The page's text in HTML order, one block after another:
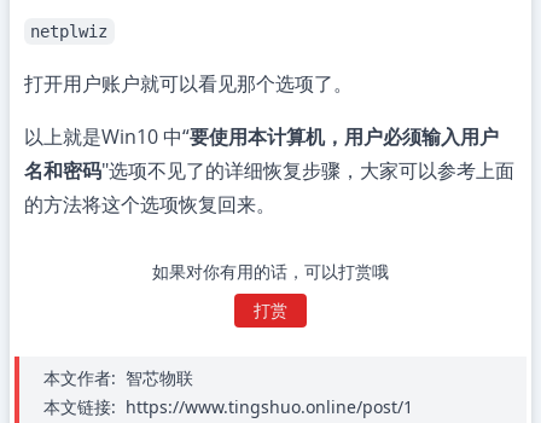
netplwiz
打开用户账户就可以看见那个选项了。
以上就是Win10 中“要使用本计算机，用户必须输入用户
名和密码"选项不见了的详细恢复步骤，大家可以参考上面
的方法将这个选项恢复回来。
如果对你有用的话，可以打赏哦
打赏
本文作者: 智芯物联
本文链接: https://www.tingshuo.online/post/1